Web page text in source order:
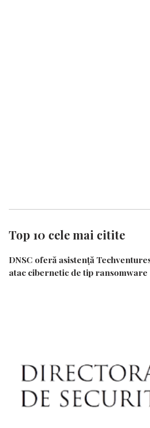
Top 10 cele mai citite
DNSC oferă asistență
atac cibernetic de tip ransomware